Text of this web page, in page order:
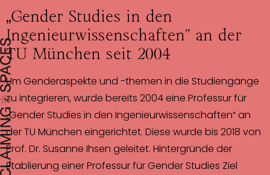
„Gender Studies in den
Ingenieurwissenschaften“ an der
TU München seit 2004
Um Genderaspekte und -themen in die Studiengänge
zu integrieren, wurde bereits 2004 eine Professur für
„Gender Studies in den Ingenieurwissenschaften“ an
der TU München eingerichtet. Diese wurde bis 2018 von
Prof. Dr. Susanne Ihsen geleitet. Hintergründe der
Etablierung einer Professur für Gender Studies Ziel